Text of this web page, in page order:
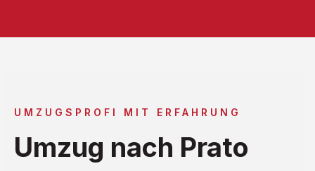
UMZUGSPROFI MIT ERFAHRUNG
Umzug nach Prato